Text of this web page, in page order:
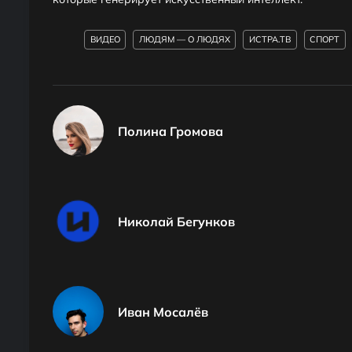
ВИДЕО ЛЮДЯМ — О ЛЮДЯХ ИСТРА.ТВ СПОРТ
Полина Громова
Николай Бегунков
Иван Мосалёв